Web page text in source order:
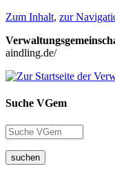
Zum Inhalt, zur
aindling.de/
Suche VGem
suchen